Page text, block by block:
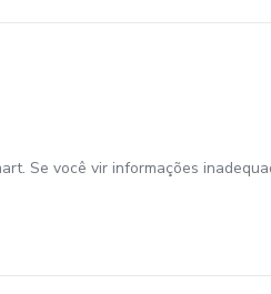
Se você vir informações